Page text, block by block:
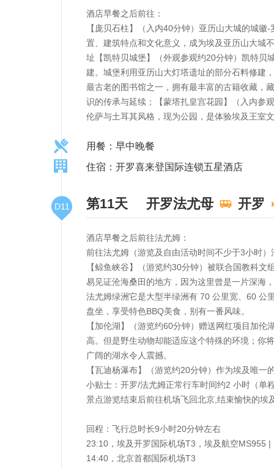
酒店早餐之后前往：
【庞贝石柱】（入内40分钟）亚历山大城的城
置、建筑特点和文化意义，成为埃及亚历山大城
址【凯特贝城堡】（外观参观约20分钟）凯特贝
建。城堡利用亚历山大灯塔遗址的部分石料修建
最古老的图书馆之一，拥有最丰富的古籍收藏，
识的传承与延续；【蒙塔扎皇宫花园】（入内参
伦萨与土耳其风格，现为公园，是体验埃及王室
用餐：早中晚餐
住宿：开罗喜来登国际连锁五星酒店
D11 第11天 开罗法尤母 开罗
酒店早餐之后前往法尤姆：
前往法尤姆（游览及自由活动时间不少于3小时
【鲸鱼峡谷】（游览约30分钟）被联合国教科
易见证沧海桑田的地方，因为这里曾是一片深海
法尤姆绿洲它是⼤型半绿洲有 70 公⾥宽、60 公
盘坐，享受特色BBQ美食，别有一番风味。
【加伦湖】（游览约60分钟）赠送网红项目加
⾼。但是野⽣动物却能适应这个特殊的环境；你
⼴阔的湖⽔令⼈震撼。
【瓦迪杨瀑布】（游览约20分钟）作为埃及唯
小贴士：开罗/法尤姆正常行车时间约2 小时（单
景点游览结束后前往机场飞回北京,结束愉快的埃
回程：飞行总时长9小时20分钟左右
23:10，埃及开罗国际机场T3，埃及航空MS955
14:40，北京首都国际机场T3